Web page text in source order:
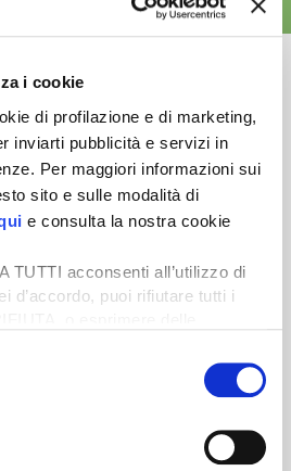
i cookie
di profilazione e di marketing,
inviarti pubblicità e servizi in
Per maggiori informazioni sui
sito e sulle modalità di
e consulta la nostra cookie
TUTTI acconsenti all’utilizzo di
d’accordo, puoi rifiutare tutti i
ACCETTA SELEZIONATI.
di alta qualità. Tagliato sulle tue
esigenze.